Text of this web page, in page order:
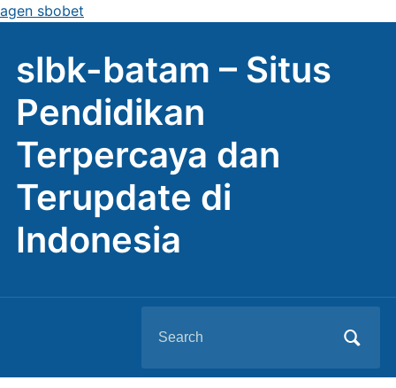
agen sbobet
slbk-batam – Situs
Pendidikan
Terpercaya dan
Terupdate di
Indonesia
for: